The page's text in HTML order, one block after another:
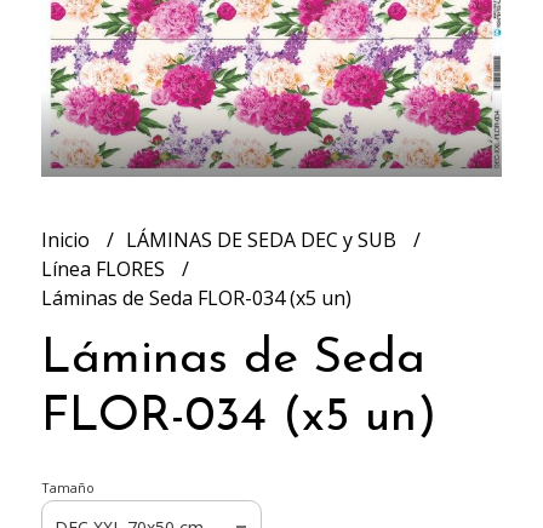
Inicio
LÁMINAS DE SEDA DEC y SUB
Línea FLORES
Láminas de Seda FLOR-034 (x5 un)
Láminas de Seda
FLOR-034 (x5 un)
Tamaño